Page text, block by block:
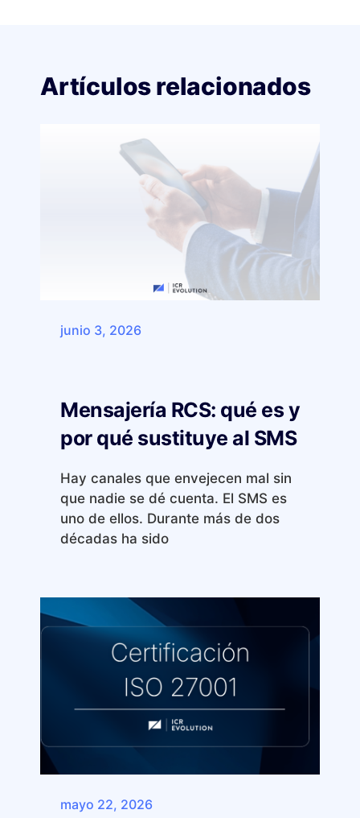
Artículos relacionados
junio 3, 2026
Mensajería RCS: qué es y
por qué sustituye al SMS
Hay canales que envejecen mal sin
que nadie se dé cuenta. El SMS es
uno de ellos. Durante más de dos
décadas ha sido
mayo 22, 2026